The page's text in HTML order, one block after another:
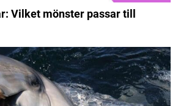
Vilket mönster passar till